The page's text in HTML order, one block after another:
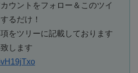
ウントをフォロー＆このツイ
るだけ！
をツリーに記載しております
します